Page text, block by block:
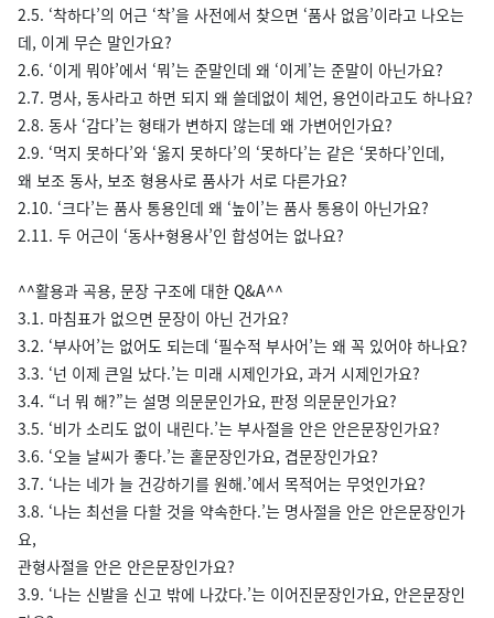
2.5. ‘착하다’의 어근 ‘착’을 사전에서 찾으면 ‘품사 없음’이라고 나오는
데, 이게 무슨 말인가요?
2.6. ‘이게 뭐야’에서 ‘뭐’는 준말인데 왜 ‘이게’는 준말이 아닌가요?
2.7. 명사, 동사라고 하면 되지 왜 쓸데없이 체언, 용언이라고도 하나요?
2.8. 동사 ‘감다’는 형태가 변하지 않는데 왜 가변어인가요?
2.9. ‘먹지 못하다’와 ‘옳지 못하다’의 ‘못하다’는 같은 ‘못하다’인데,
왜 보조 동사, 보조 형용사로 품사가 서로 다른가요?
2.10. ‘크다’는 품사 통용인데 왜 ‘높이’는 품사 통용이 아닌가요?
2.11. 두 어근이 ‘동사+형용사’인 합성어는 없나요?
^^활용과 곡용, 문장 구조에 대한 Q&A^^
3.1. 마침표가 없으면 문장이 아닌 건가요?
3.2. ‘부사어’는 없어도 되는데 ‘필수적 부사어’는 왜 꼭 있어야 하나요?
3.3. ‘넌 이제 큰일 났다.’는 미래 시제인가요, 과거 시제인가요?
3.4. “너 뭐 해?”는 설명 의문문인가요, 판정 의문문인가요?
3.5. ‘비가 소리도 없이 내린다.’는 부사절을 안은 안은문장인가요?
3.6. ‘오늘 날씨가 좋다.’는 홑문장인가요, 겹문장인가요?
3.7. ‘나는 네가 늘 건강하기를 원해.’에서 목적어는 무엇인가요?
3.8. ‘나는 최선을 다할 것을 약속한다.’는 명사절을 안은 안은문장인가
요,
관형사절을 안은 안은문장인가요?
3.9. ‘나는 신발을 신고 밖에 나갔다.’는 이어진문장인가요, 안은문장인